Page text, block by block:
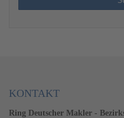
KONTAKT
Ring Deutscher Makler -